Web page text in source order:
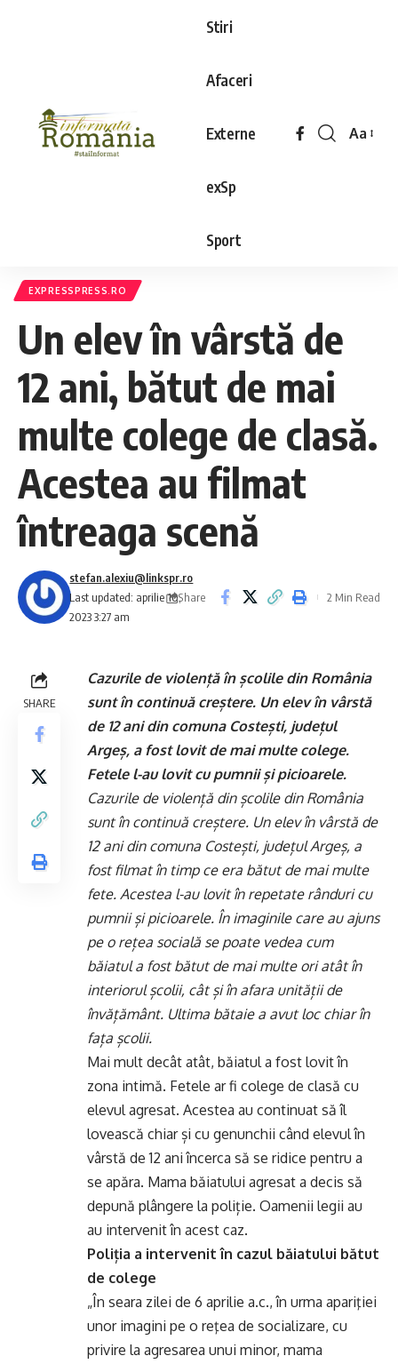
Stiri
Afaceri
Externe
exSp
Sport
Aa
EXPRESSPRESS.RO
Un elev în vârstă de
12 ani, bătut de mai
multe colege de clasă.
Acestea au filmat
întreaga scenă
Last updated: aprilie 10,
2023 3:27 am
stefan.alexiu@linkspr.ro
Share
2 Min Read
SHARE
Cazurile de violență în școlile din România
sunt în continuă creștere. Un elev în vârstă
de 12 ani din comuna Costești, județul
Argeș, a fost lovit de mai multe colege.
Fetele l-au lovit cu pumnii și picioarele.
Cazurile de violență din școlile din România
sunt în continuă creștere. Un elev în vârstă de
12 ani din comuna Costești, județul Argeș, a
fost filmat în timp ce era bătut de mai multe
fete. Acestea l-au lovit în repetate rânduri cu
pumnii și picioarele. În imaginile care au ajuns
pe o rețea socială se poate vedea cum
băiatul a fost bătut de mai multe ori atât în
interiorul școlii, cât și în afara unității de
învățământ. Ultima bătaie a avut loc chiar în
fața școlii.
Mai mult decât atât, băiatul a fost lovit în
zona intimă. Fetele ar fi colege de clasă cu
elevul agresat. Acestea au continuat să îl
lovească chiar și cu genunchii când elevul în
vârstă de 12 ani încerca să se ridice pentru a
se apăra. Mama băiatului agresat a decis să
depună plângere la poliție. Oamenii legii au
au intervenit în acest caz.
Poliția a intervenit în cazul băiatului bătut
de colege
„În seara zilei de 6 aprilie a.c., în urma apariţiei
unor imagini pe o reţea de socializare, cu
privire la agresarea unui minor, mama